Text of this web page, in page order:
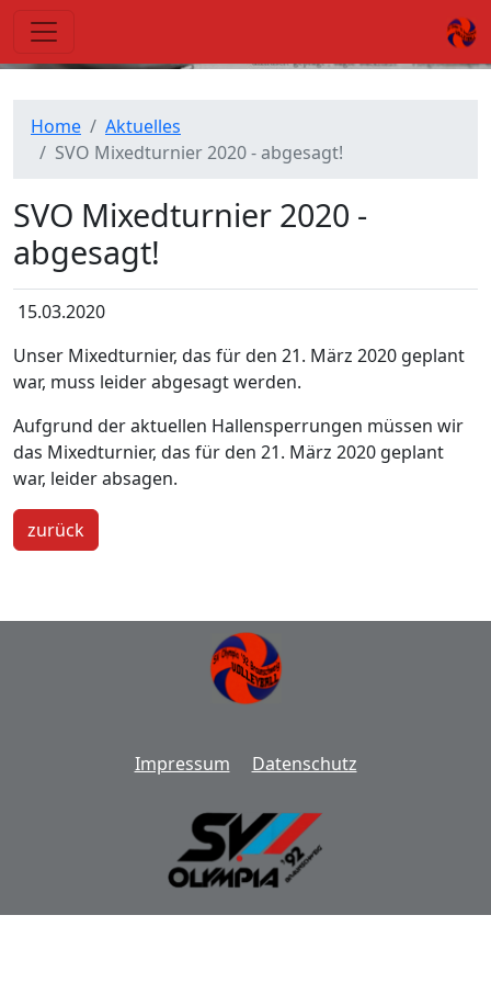
Home
Aktuelles
SVO Mixedturnier 2020 - abgesagt!
SVO Mixedturnier 2020 -
abgesagt!
15.03.2020
Unser Mixedturnier, das für den 21. März 2020 geplant
war, muss leider abgesagt werden.
Aufgrund der aktuellen Hallensperrungen müssen wir
das Mixedturnier, das für den 21. März 2020 geplant
war, leider absagen.
zurück
Impressum Datenschutz